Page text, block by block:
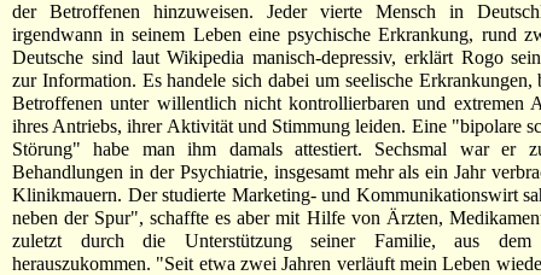
der Betroffenen hinzuweisen. Jeder vierte Mensch in
irgendwann in seinem Leben eine psychische Erkrankung, rund
Deutsche sind laut Wikipedia manisch-depressiv, erklärt Rogo
zur Information. Es handele sich dabei um seelische Erkrankungen,
Betroffenen unter willentlich nicht kontrollierbaren und extremen
ihres Antriebs, ihrer Aktivität und Stimmung leiden. Eine "bipolare
Störung" habe man ihm damals attestiert. Sechsmal war er
Behandlungen in der Psychiatrie, insgesamt mehr als ein Jahr
Klinikmauern. Der studierte Marketing- und Kommunikationswirt
neben der Spur", schaffte es aber mit Hilfe von Ärzten,
zuletzt durch die Unterstützung seiner Familie, aus dem
herauszukommen. "Seit etwa zwei Jahren verläuft mein Leben